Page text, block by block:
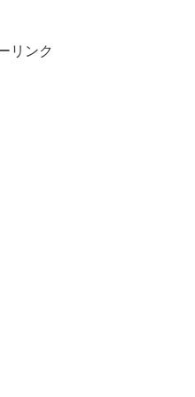
リンク